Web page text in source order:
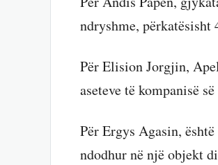
ndryshme, përkatësisht
Për Elision Jorgjin,
aseteve të kompanisë
Për Ergys Agasin,
ndodhur në një objekt